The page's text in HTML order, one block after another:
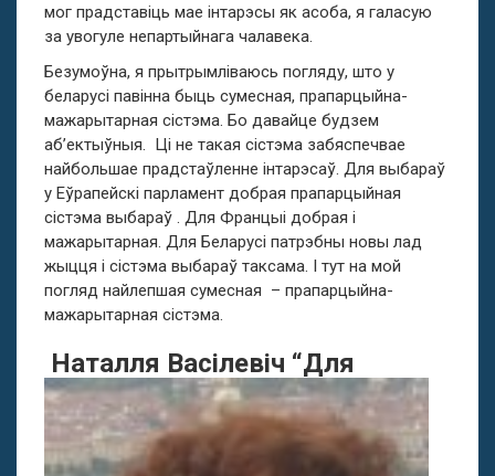
мог прадставіць мае інтарэсы як асоба, я галасую
за увогуле непартыйнага чалавека.
Безумоўна, я прытрымліваюсь погляду, што у
беларусі павінна быць сумесная, прапарцыйна-
мажарытарная сістэма. Бо давайце будзем
аб’ектыўныя. Ці не такая сістэма забяспечвае
найбольшае прадстаўленне інтарэсаў. Для выбараў
у Еўрапейскі парламент добрая прапарцыйная
сістэма выбараў . Для Францыі добрая і
мажарытарная. Для Беларусі патрэбны новы лад
жыцця і сістэма выбараў таксама. І тут на мой
погляд найлепшая сумесная – прапарцыйна-
мажарытарная сістэма.
Наталля Васілевіч “Для